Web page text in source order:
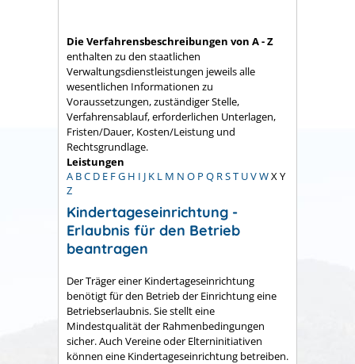
Die Verfahrensbeschreibungen von A - Z
enthalten zu den staatlichen
Verwaltungsdienstleistungen jeweils alle
wesentlichen Informationen zu
Voraussetzungen, zuständiger Stelle,
Verfahrensablauf, erforderlichen Unterlagen,
Fristen/Dauer, Kosten/Leistung und
Rechtsgrundlage.
Leistungen
A BC D E FG H I J K L M N O P Q RST UVWX Y
Z
Kindertageseinrichtung -
Erlaubnis für den Betrieb
beantragen
Der Träger einer Kindertageseinrichtung
benötigt für den Betrieb der Einrichtung eine
Betriebserlaubnis. Sie stellt eine
Mindestqualität der Rahmenbedingungen
sicher.Auch Vereine oder Elterninitiativen
können eine Kindertageseinrichtung betreiben.